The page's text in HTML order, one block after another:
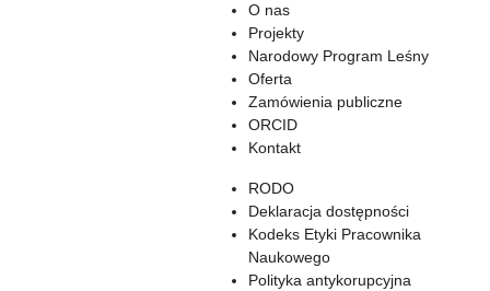
O nas
Projekty
Narodowy Program Leśny
Oferta
Zamówienia publiczne
ORCID
Kontakt
RODO
Deklaracja dostępności
Kodeks Etyki Pracownika
Naukowego
Polityka antykorupcyjna